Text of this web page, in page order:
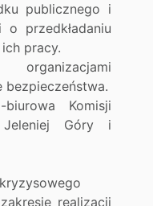
publicznego i
o przedkładaniu
pracy.
bezpieczeństwa.
biurowa Komisji
Jeleniej Góry i
realizacji